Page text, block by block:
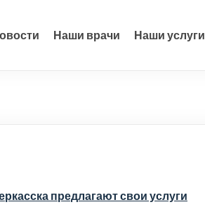
Наши врачи Наши услуги
предлагают свои услуги